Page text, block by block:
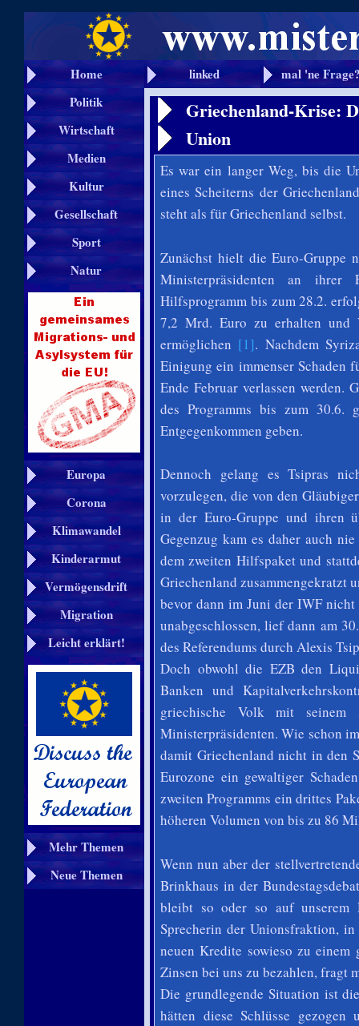
Home linked
mal 'ne
Politik
Wirtschaft
Medien
Kultur
Gesellschaft
Sport
Natur
Europa
Corona
Klimawandel
Kinderarmut
Vermögensdrift
Migration
Leicht erklärt!
Mehr Themen
Neue Themen
Griechenland-Krise:
Union
Es war ein langer Weg, bis die
eines Scheiterns der
steht als für Griechenland selbst.
Zunächst hielt die Euro-Gruppe
Ministerpräsidenten an ihrer
Hilfsprogramm bis zum 28.2.
7,2 Mrd. Euro zu erhalten und
ermöglichen [1]. Nachdem
Einigung ein immenser Schaden
Ende Februar verlassen werden.
des Programms bis zum 30.6.
Entgegenkommen geben.
Dennoch gelang es Tsipras
vorzulegen, die von den
in der Euro-Gruppe und ihren
Gegenzug kam es daher auch
dem zweiten Hilfspaket und
Griechenland
bevor dann im Juni der IWF nicht
unabgeschlossen, lief dann am
des Referendums durch Alexis
Doch obwohl die EZB den
Banken und
griechische Volk mit seinem
Ministerpräsidenten. Wie schon
damit Griechenland nicht in den
Eurozone ein gewaltiger
zweiten Programms ein drittes
höheren Volumen von bis zu 86
Wenn nun aber der
Brinkhaus in der
bleibt so oder so auf unserem
Sprecherin der Unionsfraktion,
neuen Kredite sowieso zu
Zinsen bei uns zu bezahlen, fragt
Die grundlegende Situation ist
hätten diese Schlüsse